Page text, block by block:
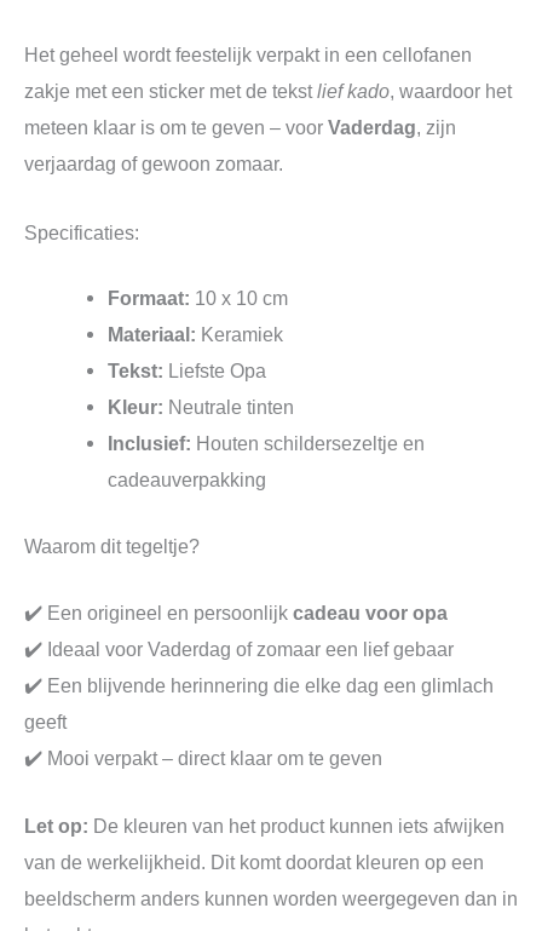
Het geheel wordt feestelijk verpakt in een cellofanen
zakje met een sticker met de tekstlief kado, waardoor het
meteen klaar is om te geven – voor Vaderdag, zijn
verjaardag of gewoon zomaar.
Specificaties:
Formaat: 10 x 10 cm
Materiaal: Keramiek
Tekst: Liefste Opa
Kleur: Neutrale tinten
Inclusief: Houten schildersezeltje en
cadeauverpakking
Waarom dit tegeltje?
✔️ Een origineel en persoonlijk cadeau voor opa
✔️ Ideaal voor Vaderdag of zomaar een lief gebaar
✔️ Een blijvende herinnering die elke dag een glimlach
geeft
✔️ Mooi verpakt – direct klaar om te geven
Let op: De kleuren van het product kunnen iets afwijken
van de werkelijkheid. Dit komt doordat kleuren op een
beeldscherm anders kunnen worden weergegeven dan in